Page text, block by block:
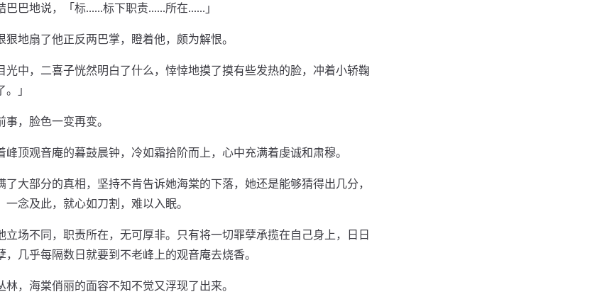
巴巴地说，「标……标下职责……所在……」
地扇了他正反两巴掌，瞪着他，颇为解恨。
光中，二喜子恍然明白了什么，悻悻地摸了摸有些发热的脸，冲着小轿鞠
」
，脸色一变再变。
顶观音庵的暮鼓晨钟，冷如霜拾阶而上，心中充满着虔诚和肃穆。
大部分的真相，坚持不肯告诉她海棠的下落，她还是能够猜得出几分，
念及此，就心如刀割，难以入眠。
立场不同，职责所在，无可厚非。只有将一切罪孽承揽在自己身上，日日
几乎每隔数日就要到不老峰上的观音庵去烧香。
，海棠俏丽的面容不知不觉又浮现了出来。